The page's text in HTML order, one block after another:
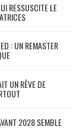
RESSUSCITE LE
: UN REMASTER
UN RÊVE DE
2028 SEMBLE